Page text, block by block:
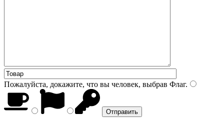
Пожалуйста, докажите, что вы человек, выбрав Флаг.